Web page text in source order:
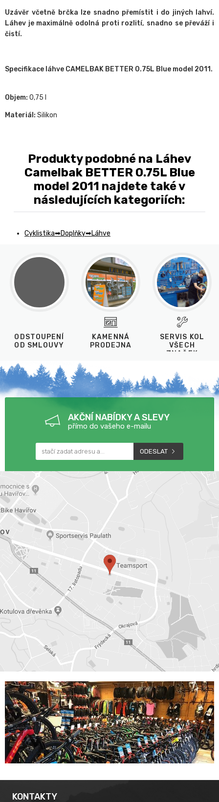
Uzávěr včetně brčka lze snadno přemístit i do jiných lahví.
Láhev je maximálně odolná proti rozlití, snadno se převáží i
čistí.
Specifikace láhve CAMELBAK BETTER 0.75L Blue model 2011.
Objem: 0,75 l
Materiál: Silikon
Produkty podobné na Láhev
Camelbak BETTER 0.75L Blue
model 2011 najdete také v
následujících kategoriích:
Cyklistika Doplňky Láhve
ODSTOUPENÍ
OD SMLOUVY
KAMENNÁ
PRODEJNA
SERVIS KOL
VŠECH
ZNAČEK
AKČNÍ NABÍDKY A SLEVY
přímo do vašeho e-mailu
ODESLAT
KONTAKTY